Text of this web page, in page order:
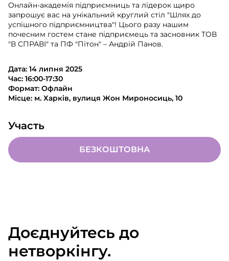
Онлайн-академія підприємниць та лідерок щиро
запрошує вас на унікальний круглий стіл "Шлях до
успішного підприємництва"! Цього разу нашим
почесним гостем стане підприємець та засновник ТОВ
"В СПРАВІ" та ПФ "Пітон" – Андрій Панов.
Дата: 14 липня 2025
Час: 16:00-17:30
Формат: Офлайн
Місце: м. Харків, вулиця Жон Мироносиць, 10
Участь
БЕЗКОШТОВНА
Доєднуйтесь до
нетворкінгу.